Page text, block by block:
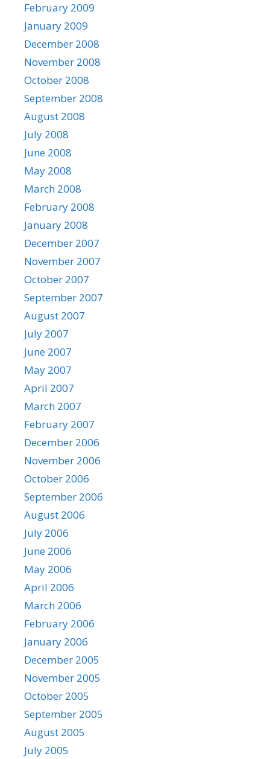
February 2009
January 2009
December 2008
November 2008
October 2008
September 2008
August 2008
July 2008
June 2008
May 2008
March 2008
February 2008
January 2008
December 2007
November 2007
October 2007
September 2007
August 2007
July 2007
June 2007
May 2007
April 2007
March 2007
February 2007
December 2006
November 2006
October 2006
September 2006
August 2006
July 2006
June 2006
May 2006
April 2006
March 2006
February 2006
January 2006
December 2005
November 2005
October 2005
September 2005
August 2005
July 2005